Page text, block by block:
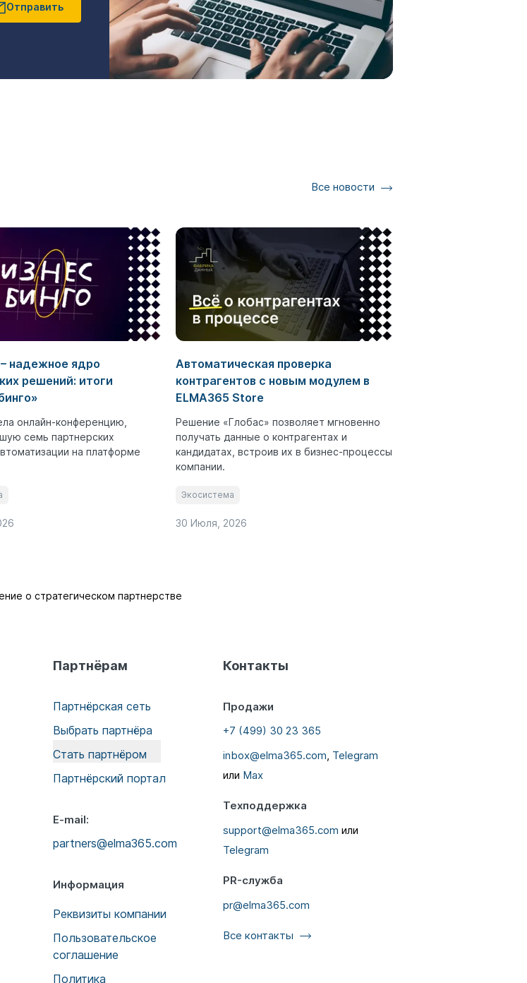
Отправить
Все новости
надежное ядро
решений: итоги
онлайн-конференцию,
семь партнерских
на платформе
Автоматическая проверка
контрагентов с новым модулем в
ELMA365 Store
Решение «Глобас» позволяет мгновенно
получать данные о контрагентах и
кандидатах, встроив их в бизнес-процессы
компании.
Экосистема
30 Июля, 2026
о стратегическом партнерстве
Партнёрам
Партнёрская сеть
Выбрать партнёра
Стать партнёром
Партнёрский портал
E-mail:
partners@elma365.com
Информация
Реквизиты компании
Пользовательское
соглашение
Политика
Контакты
Продажи
+7 (499) 30 23 365
inbox@elma365.com Telegram
или Max
Техподдержка
support@elma365.com или
Telegram
PR-служба
pr@elma365.com
Все контакты